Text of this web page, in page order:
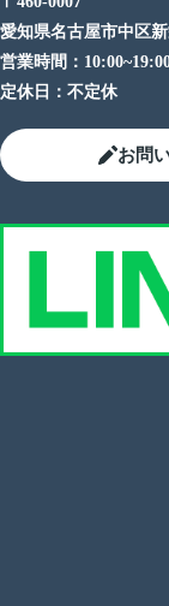
愛知県名古屋市中区
営業時間：
定休日： 不定休
お問